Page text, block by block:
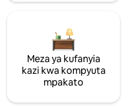
Meza ya kufanyia
kazi kwa kompyuta
mpakato